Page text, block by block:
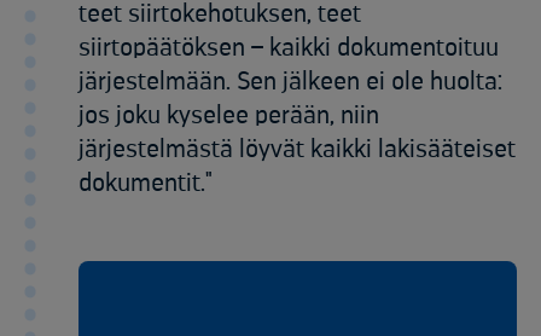
teet siirtokehotuksen, teet
siirtopäätöksen – kaikki dokumentoituu
järjestelmään. Sen jälkeen ei ole huolta:
jos joku kyselee perään, niin
järjestelmästä löyvät kaikki lakisääteiset
dokumentit."